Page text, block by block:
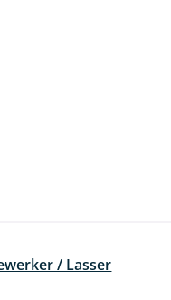
/ Lasser